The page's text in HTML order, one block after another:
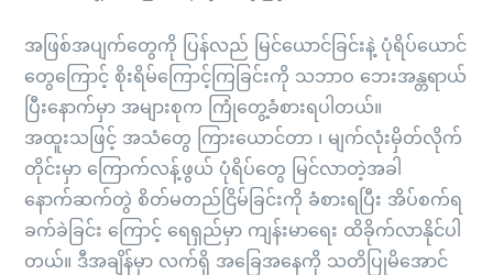
အဖြစ်အပျက်တွေကို ပြန်လည် မြင်ယောင်ခြင်းနဲ့ ပုံရိပ်ယောင်
တွေကြောင့် စိုးရိမ်ကြောင့်ကြခြင်းကို သဘာဝ ဘေးအန္တရာယ်
ပြီးနောက်မှာ အများစုက ကြုံတွေ့ခံစားရပါတယ်။
အထူးသဖြင့် အသံတွေ ကြားယောင်တာ ၊ မျက်လုံးမှိတ်လိုက်
တိုင်းမှာ ကြောက်လန့်ဖွယ် ပုံရိပ်တွေ မြင်လာတဲ့အခါ
နောက်ဆက်တွဲ စိတ်မတည်ငြိမ်ခြင်းကို ခံစားရပြီး အိပ်စက်ရ
ခက်ခဲခြင်း ကြောင့် ရေရှည်မှာ ကျန်းမာရေး ထိခိုက်လာနိုင်ပါ
တယ်။ ဒီအချိန်မှာ လက်ရှိ အခြေအနေကို သတိပြုမိအောင်